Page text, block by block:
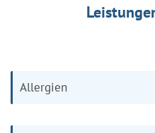
Allergien